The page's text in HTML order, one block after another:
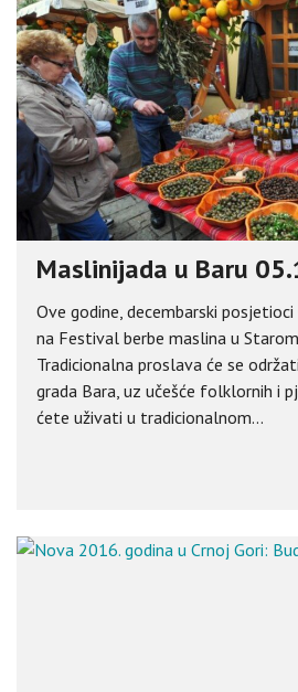
Maslinijada u Baru
Ove godine, decembarski
na Festival berbe maslina u
Tradicionalna proslava će se
grada Bara, uz učešće folklornih i
ćete uživati u tradicionalnom...